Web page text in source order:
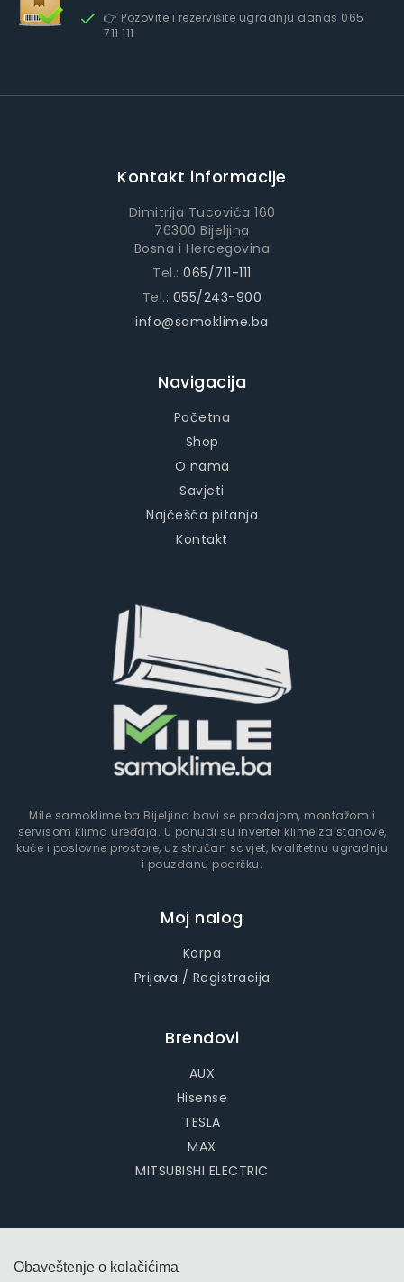
👉 Pozovite i rezervišite ugradnju danas 065
711 111
Kontakt informacije
Dimitrija Tucovića 160
76300 Bijeljina
Bosna i Hercegovina
Tel.:065/711-111
Tel.: 055/243-900
info@samoklime.ba
Navigacija
Početna
Shop
O nama
Savjeti
Najčešća pitanja
Kontakt
Mile samoklime.ba Bijeljina bavi se prodajom, montažom i
servisom klima uređaja. U ponudi su inverter klime za stanove,
kuće i poslovne prostore, uz stručan savjet, kvalitetnu ugradnju
i pouzdanu podršku.
Moj nalog
Korpa
Prijava / Registracija
Brendovi
AUX
Hisense
TESLA
MAX
MITSUBISHI ELECTRIC
Obaveštenje o kolačićima